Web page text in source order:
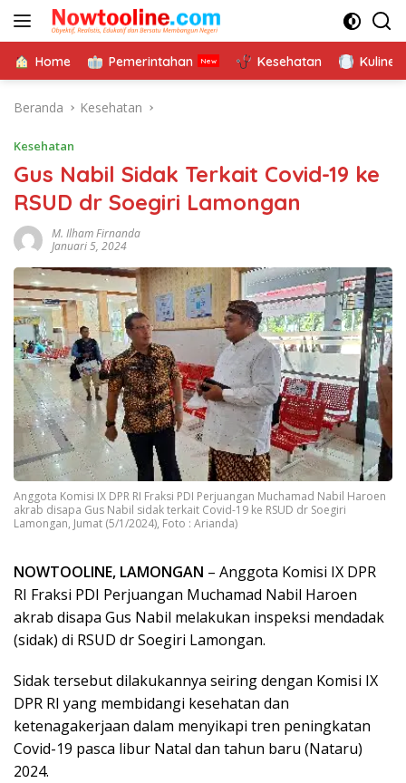
Langsung
Home Pemerintahan Kesehatan Kuliner
Beranda Kesehatan
Kesehatan
Gus Nabil Sidak Terkait Covid-19 ke
RSUD dr Soegiri Lamongan
M. Ilham Firnanda
Januari 5, 2024
Anggota Komisi IX DPR RI Fraksi PDI Perjuangan Muchamad Nabil Haroen
akrab disapa Gus Nabil sidak terkait Covid-19 ke RSUD dr Soegiri
Lamongan, Jumat (5/1/2024), Foto : Arianda)
NOWTOOLINE, LAMONGAN – Anggota Komisi IX DPR
RI Fraksi PDI Perjuangan Muchamad Nabil Haroen
akrab disapa Gus Nabil melakukan inspeksi mendadak
(sidak) di RSUD dr Soegiri Lamongan.
Sidak tersebut dilakukannya seiring dengan Komisi IX
DPR RI yang membidangi kesehatan dan
ketenagakerjaan dalam menyikapi tren peningkatan
Covid-19 pasca libur Natal dan tahun baru (Nataru)
2024.